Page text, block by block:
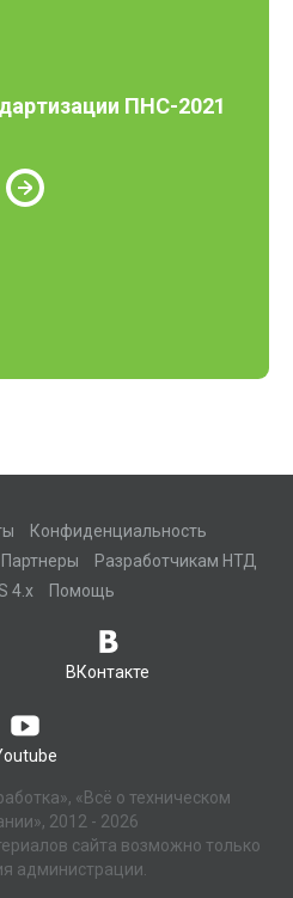
ПНС-2021
Конфиденциальность
Партнеры
Разработчикам НТД
4.x
Помощь
ВКонтакте
«Всё о техническом
2012 - 2026
сайта возможно только
администрации.